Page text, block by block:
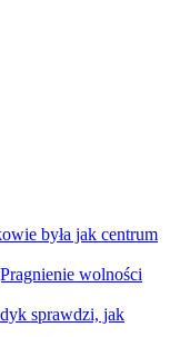
była jak centrum
wolności
sprawdzi, jak